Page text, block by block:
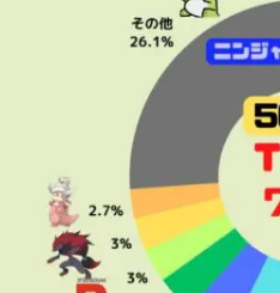
MEGAドリームex環境
インフェルノX環境
】シーズン1：9月～11月
インフェルノX環境
メガブレイブ/メガシンフ
】シーズン4：3月～5月